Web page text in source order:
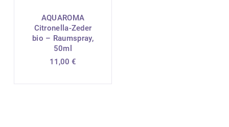
AQUAROMA
Citronella-Zeder
bio – Raumspray,
50ml
11,00 €